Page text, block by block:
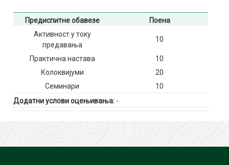
Предиспитне обавезе
Поена
Активност у току
предавања
10
Практична настава
10
Колоквијуми
20
Семинари
10
Додатни услови оцењивања: -